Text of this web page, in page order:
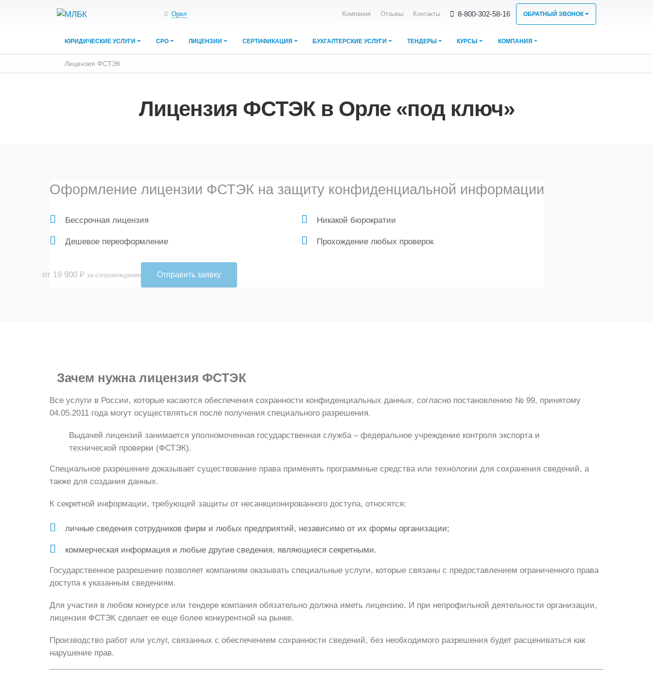
Орел Компания Отзывы Контакты 8‑800‑302‑58‑16 ОБРАТНЫЙ ЗВОНОК
ЮРИДИЧЕСКИЕ УСЛУГИ СРО ЛИЦЕНЗИИ СЕРТИФИКАЦИЯ БУХГАЛТЕРСКИЕ УСЛУГИ ТЕНДЕРЫ КУРСЫ КОМПАНИЯ
Лицензия ФСТЭК
Лицензия ФСТЭК в Орле «под ключ»
Оформление лицензии ФСТЭК на защиту конфиденциальной информации
Бессрочная лицензия
Дешевое переоформление
Никакой бюрократии
Прохождение любых проверок
от 19 900 ₽ за сопровождение Отправить заявку
Зачем нужналицензия ФСТЭК
Все услуги в России, которые касаются обеспечения сохранности конфиденциальных данных, согласно постановлению № 99, принятому
04.05.2011 года могут осуществляться после получения специального разрешения.
Выдачей лицензий занимается уполномоченная государственная служба – федеральное учреждение контроля экспорта и
технической проверки (ФСТЭК).
Специальное разрешение доказывает существование права применять программные средства или технологии для сохранения сведений, а
также для создания данных.
К секретной информации, требующей защиты от несанкционированного доступа, относятся:
личные сведения сотрудников фирм и любых предприятий, независимо от их формы организации;
коммерческая информация и любые другие сведения, являющиеся секретными.
Государственное разрешение позволяет компаниям оказывать специальные услуги, которые связаны с предоставлением ограниченного права
доступа к указанным сведениям.
Для участия в любом конкурсе или тендере компания обязательно должна иметь лицензию. И при непрофильной деятельности организации,
лицензия ФСТЭК сделает ее еще более конкурентной на рынке.
Производство работ или услуг, связанных с обеспечением сохранности сведений, без необходимого разрешения будет расцениваться как
нарушение прав.